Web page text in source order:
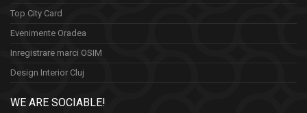
Top City Card
Evenimente Oradea
Inregistrare marci OSIM
Design Interior Cluj
WE ARE SOCIABLE!